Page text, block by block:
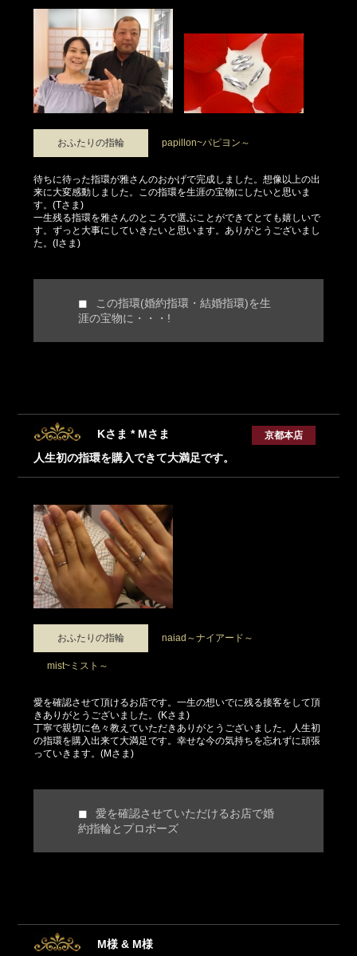
おふたりの指輪 papillon~パピヨン～
待ちに待った指環が雅さんのおかげで完成しました。想像以上の出
来に大変感動しました。この指環を生涯の宝物にしたいと思いま
す。(Tさま)
一生残る指環を雅さんのところで選ぶことができてとても嬉しいで
す。ずっと大事にしていきたいと思います。ありがとうございまし
た。(Iさま)
この指環(婚約指環・結婚指環)を生
涯の宝物に・・・!
Kさま * Mさま
人生初の指環を購入できて大満足です。
京都本店
おふたりの指輪 naiad～ナイアード～
mist~ミスト～
愛を確認させて頂けるお店です。一生の想いでに残る接客をして頂
きありがとうございました。(Kさま)
丁寧で親切に色々教えていただきありがとうございました。人生初
の指環を購入出来て大満足です。幸せな今の気持ちを忘れずに頑張
っていきます。(Mさま)
愛を確認させていただけるお店で婚
約指輪とプロポーズ
M様 & M様